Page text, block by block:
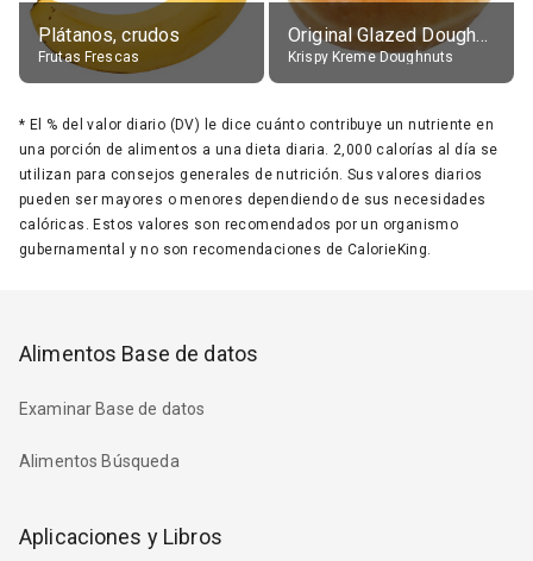
Plátanos, crudos
Frutas Frescas
Original Glazed Doughnut
Krispy Kreme Doughnuts
* El % del valor diario (DV) le dice cuánto contribuye un nutriente en
una porción de alimentos a una dieta diaria. 2,000 calorías al día se
utilizan para consejos generales de nutrición. Sus valores diarios
pueden ser mayores o menores dependiendo de sus necesidades
calóricas. Estos valores son recomendados por un organismo
gubernamental y no son recomendaciones de CalorieKing.
Alimentos Base de datos
Examinar Base de datos
Alimentos Búsqueda
Aplicaciones y Libros